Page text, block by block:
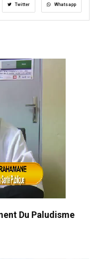
Twitter Whatsapp
Du Paludisme